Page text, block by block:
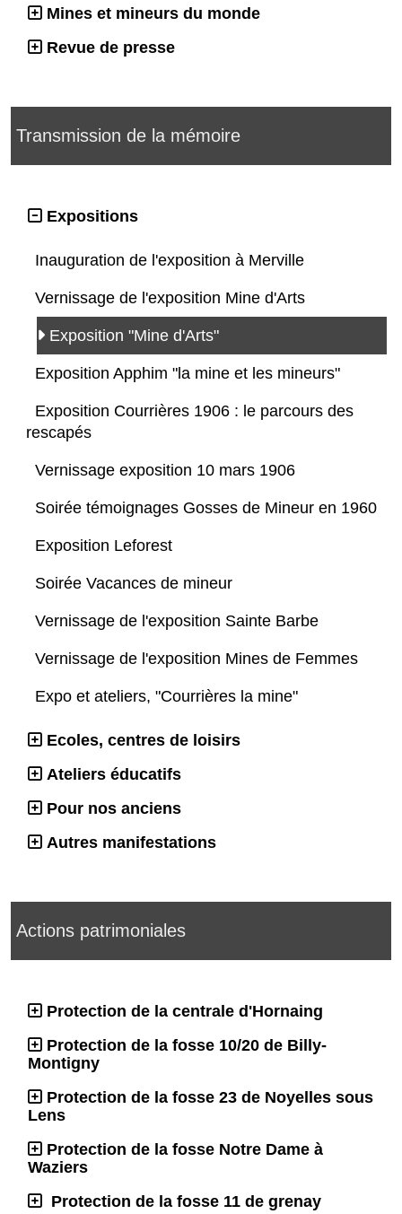
Mines et mineurs du monde
Revue de presse
Transmission de la mémoire
Expositions
Inauguration de l'exposition à Merville
Vernissage de l'exposition Mine d'Arts
Exposition "Mine d'Arts"
Exposition Apphim "la mine et les mineurs"
Exposition Courrières 1906 : le parcours des
rescapés
Vernissage exposition 10 mars 1906
Soirée témoignages Gosses de Mineur en 1960
Exposition Leforest
Soirée Vacances de mineur
Vernissage de l'exposition Sainte Barbe
Vernissage de l'exposition Mines de Femmes
Expo et ateliers, "Courrières la mine"
Ecoles, centres de loisirs
Ateliers éducatifs
Pour nos anciens
Autres manifestations
Actions patrimoniales
Protection de la centrale d'Hornaing
Protection de la fosse 10/20 de Billy-
Montigny
Protection de la fosse 23 de Noyelles sous
Lens
Protection de la fosse Notre Dame à
Waziers
Protection de la fosse 11 de grenay